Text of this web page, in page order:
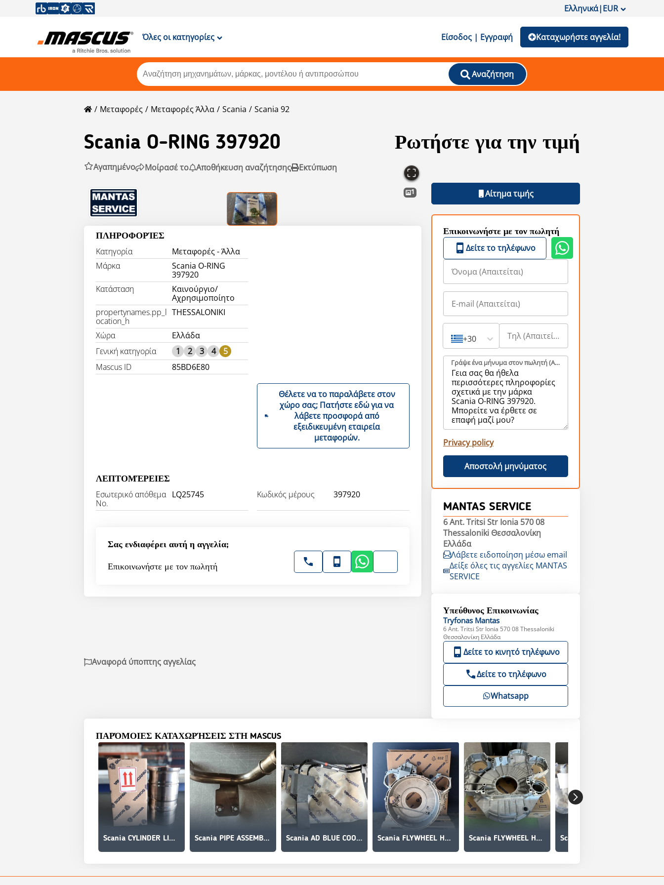
Ελληνικά|EUR
Όλες οι κατηγορίες Είσοδος | Εγγραφή Καταχωρήστε αγγελία!
Αναζήτηση
Μεταφορές Μεταφορές Άλλα Scania Scania 92
Scania O-RING 397920 Ρωτήστε για την τιμή
Αγαπημένο Μοίρασέ το Αποθήκευση αναζήτησης Εκτύπωση
1
ΠΛΗΡΟΦΟΡΊΕΣ
Κατηγορία
Μεταφορές - Άλλα
Μάρκα
Scania O-RING
397920
Κατάσταση
Καινούργιο/
Αχρησιμοποίητο
propertynames.pp_l
ocation_h
THESSALONIKI
Χώρα
Ελλάδα
Γενική κατηγορία
1 2 3 4
5
Mascus ID
85BD6E80
Θέλετε να το παραλάβετε στον
χώρο σας; Πατήστε εδώ για να
λάβετε προσφορά από
εξειδικευμένη εταιρεία
μεταφορών.
ΛΕΠΤΟΜΈΡΕΙΕΣ
Εσωτερικό απόθεμα
Νο.
LQ25745 Κωδικός μέρους 397920
Σας ενδιαφέρει αυτή η αγγελία;
Επικοινωνήστε με τον πωλητή
Αίτημα τιμής
Επικοινωνήστε με τον πωλητή
Δείτε το τηλέφωνο
+30
Γράψε ένα μήνυμα στον πωλητή (Aπαιτείται)
Privacy policy
Αποστολή μηνύματος
MANTAS SERVICE
6 Ant. Tritsi Str Ionia 570 08
Thessaloniki Θεσσαλονίκη
Ελλάδα
Λάβετε ειδοποίηση μέσω email
Δείξε όλες τις αγγελίες MANTAS
SERVICE
Υπεύθυνος Επικοινωνίας
Tryfonas Mantas
6 Ant. Tritsi Str Ionia 570 08 Thessaloniki
Θεσσαλονίκη Ελλάδα
Δείτε το κινητό τηλέφωνο
Δείτε το τηλέφωνο
Whatsapp
Αναφορά ύποπτης αγγελίας
ΠΑΡΌΜΟΙΕΣ ΚΑΤΑΧΩΡΉΣΕΙΣ ΣΤΗ MASCUS
Scania CYLINDER LINER 1392107 Scania PIPE ASSEMBLY 1890892 Scania AD BLUE COOLANT PIPE 2289269 Scania FLYWHEEL HOUSING 2920377 Scania FLYWHEEL HOUSING DC9/DC13 2920377